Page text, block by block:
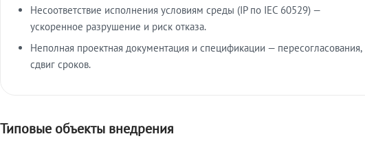
Несоответствие исполнения условиям среды (IP по IEC 60529) —
ускоренное разрушение и риск отказа.
Неполная проектная документация и спецификации — пересогласования,
сдвиг сроков.
Типовые объекты внедрения